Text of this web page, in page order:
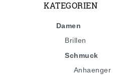
KATEGORIEN
Damen
Brillen
Schmuck
Anhaenger